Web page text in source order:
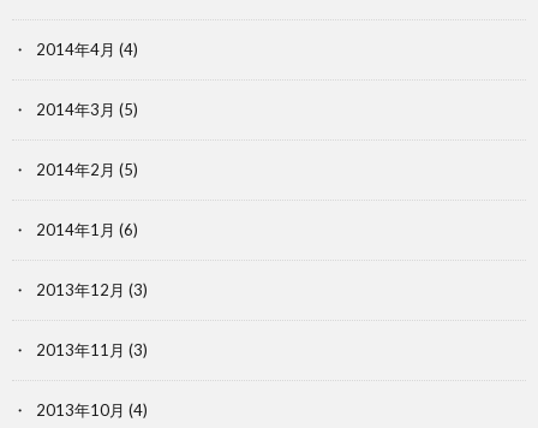
2014年4月 (4)
2014年3月 (5)
2014年2月 (5)
2014年1月 (6)
2013年12月 (3)
2013年11月 (3)
2013年10月 (4)